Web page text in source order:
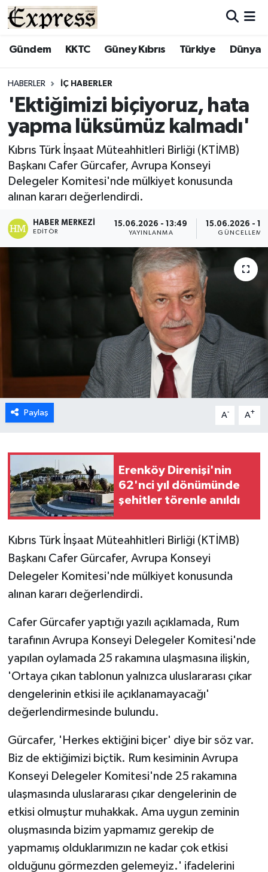
Gündem KKTC Güney Kıbrıs Türkiye Dünya
HABERLER İÇ HABERLER
'Ektiğimizi biçiyoruz, hata
yapma lüksümüz kalmadı'
Kıbrıs Türk İnşaat Müteahhitleri Birliği (KTİMB)
Başkanı Cafer Gürcafer, Avrupa Konseyi
Delegeler Komitesi'nde mülkiyet konusunda
alınan kararı değerlendirdi.
HABER MERKEZI
EDITÖR
15.06.2026 - 13:49
YAYINLANMA
15.06.2026 -
GÜNCELLEME
Paylaş A- A+
Erenköy Direnişi'nin
62'nci yıl dönümünde
şehitler törenle anıldı
Kıbrıs Türk İnşaat Müteahhitleri Birliği (KTİMB)
Başkanı Cafer Gürcafer, Avrupa Konseyi
Delegeler Komitesi'nde mülkiyet konusunda
alınan kararı değerlendirdi.
Cafer Gürcafer yaptığı yazılı açıklamada, Rum
tarafının Avrupa Konseyi Delegeler Komitesi'nde
yapılan oylamada 25 rakamına ulaşmasına ilişkin,
'Ortaya çıkan tablonun yalnızca uluslararası çıkar
dengelerinin etkisi ile açıklanamayacağı'
değerlendirmesinde bulundu.
Gürcafer, 'Herkes ektiğini biçer' diye bir söz var.
Biz de ektiğimizi biçtik. Rum kesiminin Avrupa
Konseyi Delegeler Komitesi'nde 25 rakamına
ulaşmasında uluslararası çıkar dengelerinin de
etkisi olmuştur muhakkak. Ama uygun zeminin
oluşmasında bizim yapmamız gerekip de
yapmamış olduklarımızın ne kadar çok etkisi
olduğunu görmezden gelemeyiz.' ifadelerini
ALAYKÖY
BİLİM
ÇATALKÖY
DÜNYA
EĞİTİM
EKONOMİ
GÜNDEM
GÜNEY KIBRIS
KÜLTÜR SANAT
LAPTA
LEFKOŞA
MAGAZİN
Nöbetçi Eczaneler
ÖZEL HABER
SAĞLIK
SPOR
TATLISU
TEKNOLOJİ
TİCARET
Hava Durumu
Süper Lig Puan Durumu ve Fikstür
Tüm Manşetler
Son Dakika Haberleri
Haber Arşivi